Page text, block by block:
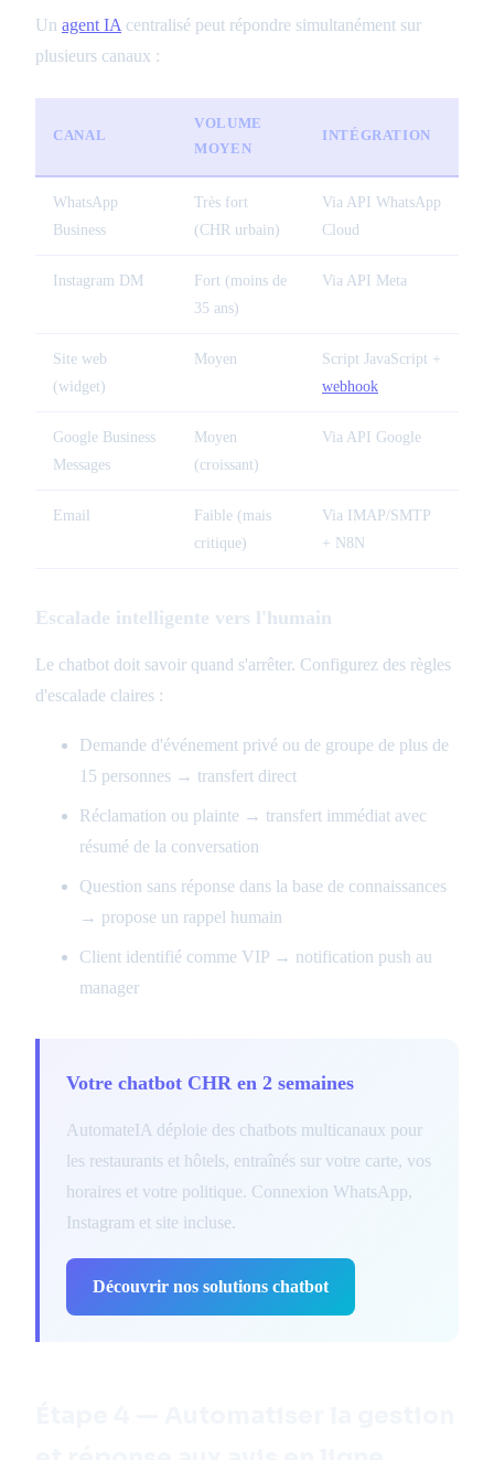
Un agent IA centralisé peut répondre simultanément sur
plusieurs canaux :
CANAL
VOLUME
MOYEN
INTÉGRATION
WhatsApp
Business
Très fort
(CHR urbain)
Via API WhatsApp
Cloud
Instagram DM
Fort (moins de
35 ans)
Via API Meta
Site web
(widget)
Moyen
Script JavaScript +
webhook
Google Business
Messages
Moyen
(croissant)
Via API Google
Email
Faible (mais
critique)
Via IMAP/SMTP
+ N8N
Escalade intelligente vers l'humain
Le chatbot doit savoir quand s'arrêter. Configurez des règles
d'escalade claires :
Demande d'événement privé ou de groupe de plus de
15 personnes → transfert direct
Réclamation ou plainte → transfert immédiat avec
résumé de la conversation
Question sans réponse dans la base de connaissances
→ propose un rappel humain
Client identifié comme VIP → notification push au
manager
Votre chatbot CHR en 2 semaines
AutomateIA déploie des chatbots multicanaux pour
les restaurants et hôtels, entraînés sur votre carte, vos
horaires et votre politique. Connexion WhatsApp,
Instagram et site incluse.
Découvrir nos solutions chatbot